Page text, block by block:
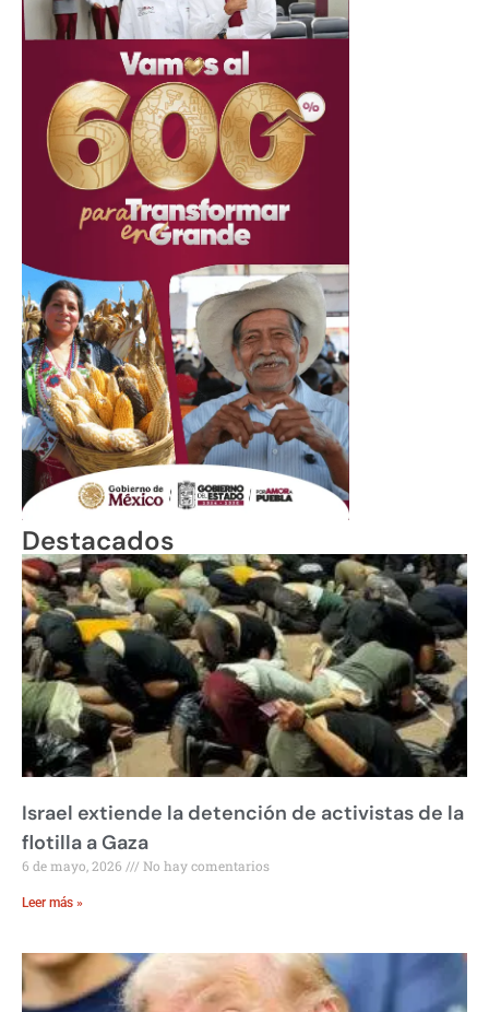
Destacados
Israel extiende la detención de activistas de la
flotilla a Gaza
6 de mayo, 2026 No hay comentarios
Leer más »